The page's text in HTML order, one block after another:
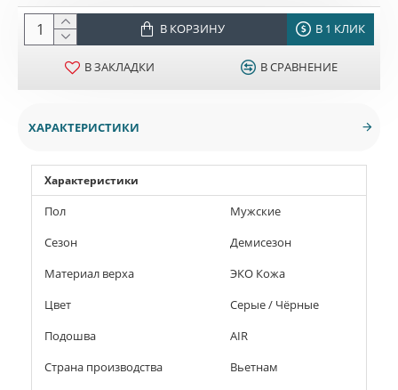
В КОРЗИНУ В 1 КЛИК
В ЗАКЛАДКИ В СРАВНЕНИЕ
ХАРАКТЕРИСТИКИ
Характеристики
Пол
Мужские
Сезон
Демисезон
Материал верха
ЭКО Кожа
Цвет
Серые / Чёрные
Подошва
AIR
Страна производства
Вьетнам